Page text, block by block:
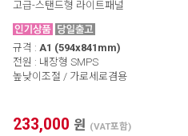
고급-스탠드형 라이트패널
규격 : A1 (594x841mm)
전원 : 내장형 SMPS
높낮이조절 / 가로세로겸용
233,000 원 (VAT포함)